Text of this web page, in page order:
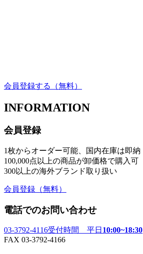
会員登録する （無料）
INFORMATION
会員登録
1枚からオーダー可能、国内在庫は即納
100,000点以上の商品が卸価格で購入可
300以上の海外ブランド取り扱い
会員登録 （無料）
電話でのお問い合わせ
03-3792-4116受付時間 平日 10:00~18:30
FAX 03-3792-4166